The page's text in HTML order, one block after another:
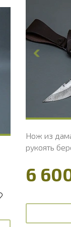
Общая
Длина
Ширина
Толщина
Ширина
Толщина
Твердость
Нож из
рукоять
6